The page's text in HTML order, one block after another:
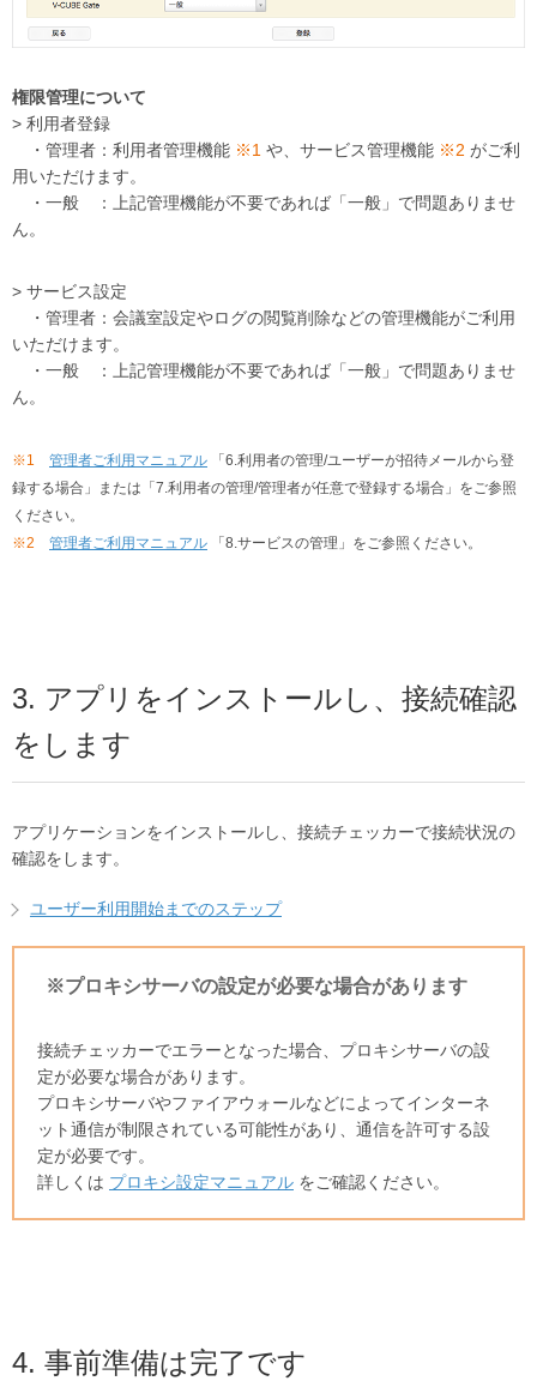
権限管理について
> 利用者登録
・管理者：利用者管理機能 ※1 や、サービス管理機能 ※2 がご利
用いただけます。
・一般 ：上記管理機能が不要であれば「一般」で問題ありませ
ん。
> サービス設定
・管理者：会議室設定やログの閲覧削除などの管理機能がご利用
いただけます。
・一般 ：上記管理機能が不要であれば「一般」で問題ありませ
ん。
※1 管理者ご利用マニュアル 「6.利用者の管理/ユーザーが招待メールから登
録する場合」または「7.利用者の管理/管理者が任意で登録する場合」をご参照
ください。
※2
管理者ご利用マニュアル 「8.サービスの管理」をご参照ください。
3. アプリをインストールし、接続確認
をします
アプリケーションをインストールし、接続チェッカーで接続状況の
確認をします。
ユーザー利用開始までのステップ
※プロキシサーバの設定が必要な場合があります
接続チェッカーでエラーとなった場合、プロキシサーバの設
定が必要な場合があります。
プロキシサーバやファイアウォールなどによってインターネ
ット通信が制限されている可能性があり、通信を許可する設
定が必要です。
詳しくは プロキシ設定マニュアル をご確認ください。
4. 事前準備は完了です